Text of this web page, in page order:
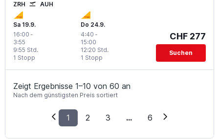
ZRH AUH
Sa 19.9.
16:00 -
3:55
1 Stopp
9:55 Std.
Do 24.9.
4:40 -
15:00
1 Stopp
12:20 Std.
CHF 277
Suchen
Zeigt Ergebnisse 1–10 von 60 an
Nach dem günstigsten Preis sortiert
1 2 3 ... 6